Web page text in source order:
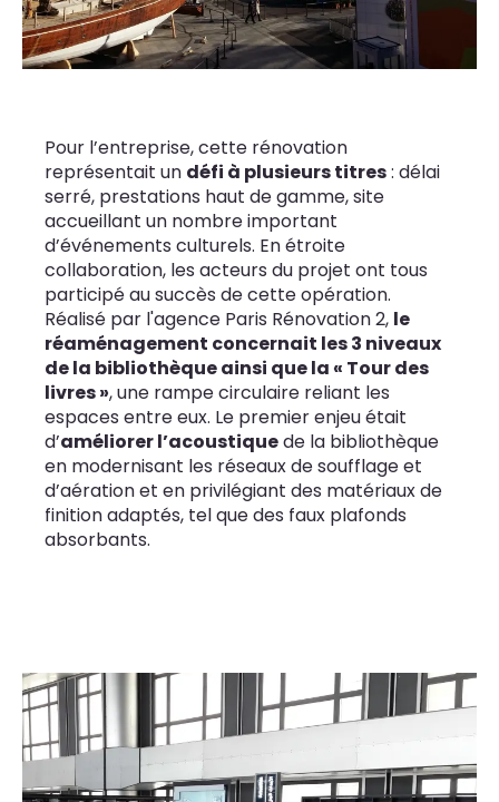
Pour l’entreprise, cette rénovation
représentait un défi à plusieurs titres: délai
serré, prestations haut de gamme, site
accueillant un nombre important
d’événements culturels. En étroite
collaboration, les acteurs du projet ont tous
participé au succès de cette opération.
Réalisé par l'agence Paris Rénovation 2, le
réaménagement concernait les 3 niveaux
de la bibliothèque ainsi que la « Tour des
livres », une rampe circulaire reliant les
espaces entre eux. Le premier enjeu était
d’améliorer l’acoustiquede la bibliothèque
en modernisant les réseaux de soufflage et
d’aération et en privilégiant des matériaux de
finition adaptés, tel que des faux plafonds
absorbants.